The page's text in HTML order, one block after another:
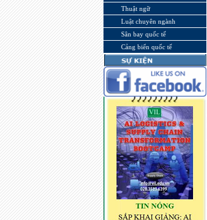
Thuật ngữ
Luật chuyên ngành
Sân bay quốc tế
Cảng biển quốc tế